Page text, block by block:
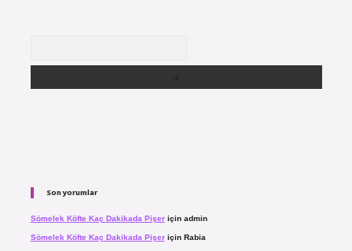
Son yorumlar
Sömelek Köfte Kaç Dakikada Pişeriçin admin
Sömelek Köfte Kaç Dakikada Pişeriçin Rabia